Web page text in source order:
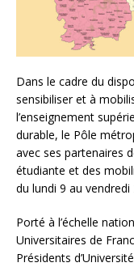
Dans le cadre du
sensibiliser et à
l’enseignement
durable, le Pôle
avec ses partenaires
étudiante et des
du lundi 9 au vendredi
Porté à l’échelle
Universitaires de
Présidents